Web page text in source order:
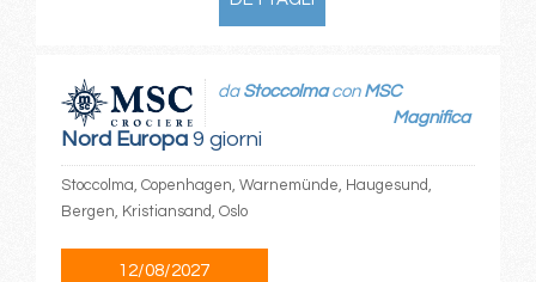
Nord Europa9 giorni
da Stoccolmacon MSC
Magnifica
Stoccolma, Copenhagen, Warnemünde, Haugesund,
Bergen, Kristiansand, Oslo
12/08/2027